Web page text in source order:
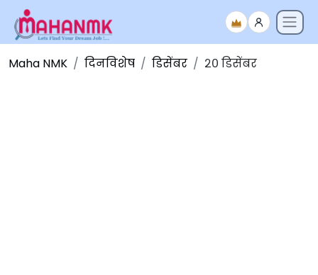
Maha NMK दिनविशेष डिसेंबर २० डिसेंबर